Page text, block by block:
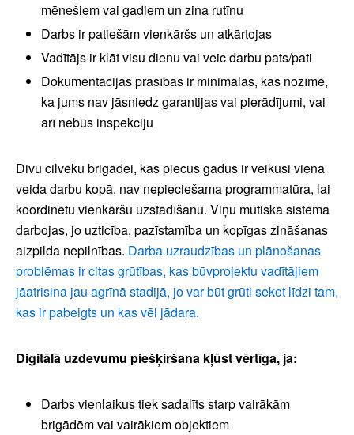
mēnešiem vai gadiem un zina rutīnu
Darbs ir patiešām vienkāršs un atkārtojas
Vadītājs ir klāt visu dienu vai veic darbu pats/pati
Dokumentācijas prasības ir minimālas, kas nozīmē,
ka jums nav jāsniedz garantijas vai pierādījumi, vai
arī nebūs inspekciju
Divu cilvēku brigādei, kas piecus gadus ir veikusi viena
veida darbu kopā, nav nepieciešama programmatūra, lai
koordinētu vienkāršu uzstādīšanu. Viņu mutiskā sistēma
darbojas, jo uzticība, pazīstamība un kopīgas zināšanas
aizpilda nepilnības. Darba uzraudzības un plānošanas
problēmas ir citas grūtības, kas būvprojektu vadītājiem
jāatrisina jau agrīnā stadijā, jo var būt grūti sekot līdzi tam,
kas ir pabeigts un kas vēl jādara.
Digitālā uzdevumu piešķiršana kļūst vērtīga, ja:
Darbs vienlaikus tiek sadalīts starp vairākām
brigādēm vai vairākiem objektiem